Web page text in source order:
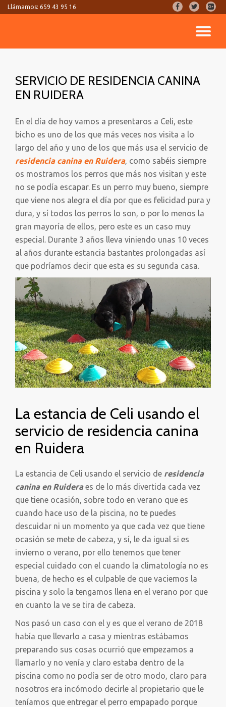
Llámamos: 659 43 95 16
fa-
facebook
fa-
twitter
fa-
plus-
square
SERVICIO DE RESIDENCIA CANINA
EN RUIDERA
En el día de hoy vamos a presentaros a Celi, este
bicho es uno de los que más veces nos visita a lo
largo del año y uno de los que más usa el servicio de
residencia canina en Ruidera, como sabéis siempre
os mostramos los perros que más nos visitan y este
no se podía escapar. Es un perro muy bueno, siempre
que viene nos alegra el día por que es felicidad pura y
dura, y sí todos los perros lo son, o por lo menos la
gran mayoría de ellos, pero este es un caso muy
especial. Durante 3 años lleva viniendo unas 10 veces
al años durante estancia bastantes prolongadas así
que podríamos decir que esta es su segunda casa.
La estancia de Celi usando el
servicio de residencia canina
en Ruidera
La estancia de Celi usando el servicio de residencia
canina en Ruideraes de lo más divertida cada vez
que tiene ocasión, sobre todo en verano que es
cuando hace uso de la piscina, no te puedes
descuidar ni un momento ya que cada vez que tiene
ocasión se mete de cabeza, y sí, le da igual si es
invierno o verano, por ello tenemos que tener
especial cuidado con el cuando la climatología no es
buena, de hecho es el culpable de que vaciemos la
piscina y solo la tengamos llena en el verano por que
en cuanto la ve se tira de cabeza.
Nos pasó un caso con el y es que el verano de 2018
había que llevarlo a casa y mientras estábamos
preparando sus cosas ocurrió que empezamos a
llamarlo y no venía y claro estaba dentro de la
piscina como no podía ser de otro modo, claro para
nosotros era incómodo decirle al propietario que le
teníamos que entregar el perro empapado porque